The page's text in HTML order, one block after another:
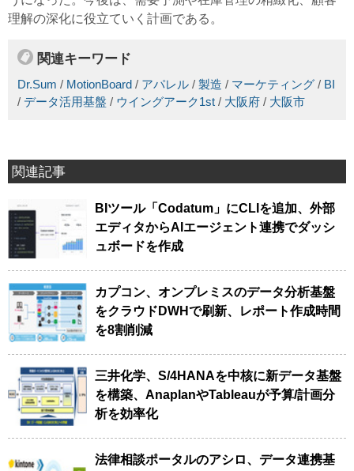
理解の深化に役立ていく計画である。
関連キーワード
Dr.Sum / MotionBoard / アパレル / 製造 / マーケティング / BI
/ データ活用基盤 / ウイングアーク1st / 大阪府 / 大阪市
関連記事
BIツール「Codatum」にCLIを追加、外部
エディタからAIエージェント連携でダッシ
ュボードを作成
カプコン、オンプレミスのデータ分析基盤
をクラウドDWHで刷新、レポート作成時間
を8割削減
三井化学、S/4HANAを中核に新データ基盤
を構築、AnaplanやTableauが予算/計画分
析を効率化
法律相談ポータルのアシロ、データ連携基